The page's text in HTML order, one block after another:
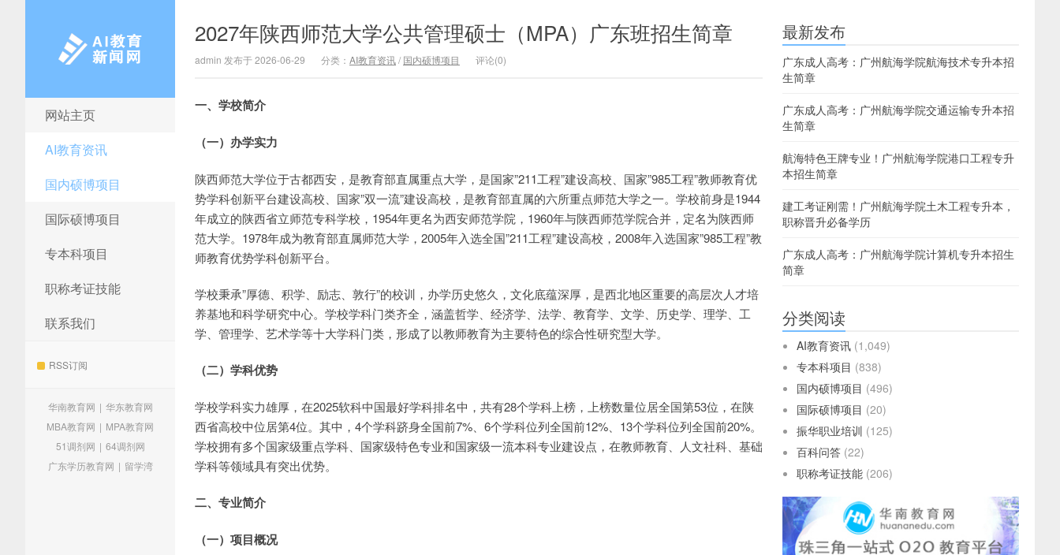
AI教育新闻网
网站主页
AI教育资讯
国内硕博项目
国际硕博项目
专本科项目
职称考证技能
联系我们
RSS订阅
华南教育网 | 华东教育网
MBA教育网 | MPA教育网
51调剂网 | 64调剂网
广东学历教育网 | 留学湾
2027年陕西师范大学公共管理硕士（MPA）广东班招生简章
admin 发布于 2026-06-29 分类： AI教育资讯/ 国内硕博项目 评论(0)
一、学校简介
（一）办学实力
陕西师范大学位于古都西安，是教育部直属重点大学，是国家”211工程”建设高校、国家”985工程”教师教育优
势学科创新平台建设高校、国家”双一流”建设高校，是教育部直属的六所重点师范大学之一。学校前身是1944
年成立的陕西省立师范专科学校，1954年更名为西安师范学院，1960年与陕西师范学院合并，定名为陕西师
范大学。1978年成为教育部直属师范大学，2005年入选全国”211工程”建设高校，2008年入选国家”985工程”教
师教育优势学科创新平台。
学校秉承”厚德、积学、励志、敦行”的校训，办学历史悠久，文化底蕴深厚，是西北地区重要的高层次人才培
养基地和科学研究中心。学校学科门类齐全，涵盖哲学、经济学、法学、教育学、文学、历史学、理学、工
学、管理学、艺术学等十大学科门类，形成了以教师教育为主要特色的综合性研究型大学。
（二）学科优势
学校学科实力雄厚，在2025软科中国最好学科排名中，共有28个学科上榜，上榜数量位居全国第53位，在陕
西省高校中位居第4位。其中，4个学科跻身全国前7%、6个学科位列全国前12%、13个学科位列全国前20%。
学校拥有多个国家级重点学科、国家级特色专业和国家级一流本科专业建设点，在教师教育、人文社科、基础
学科等领域具有突出优势。
二、专业简介
（一）项目概况
最新发布
广东成人高考：广州航海学院航海技术专升本招
生简章
广东成人高考：广州航海学院交通运输专升本招
生简章
航海特色王牌专业！广州航海学院港口工程专升
本招生简章
建工考证刚需！广州航海学院土木工程专升本，
职称晋升必备学历
广东成人高考：广州航海学院计算机专升本招生
简章
分类阅读
AI教育资讯 (1,049)
专本科项目 (838)
国内硕博项目 (496)
国际硕博项目 (20)
振华职业培训 (125)
百科问答 (22)
职称考证技能 (206)